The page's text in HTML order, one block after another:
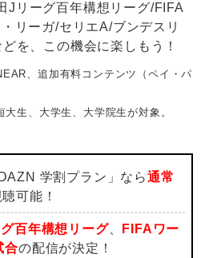
Jリーグ百年構想リーグ/FIFA
リーガ/セリエA/ブンデスリ
を、この機会に楽しもう！
、追加有料コンテンツ（ペイ・パ
生、大学生、大学院生が対象。
学割プラン」なら通常
可能！
百年構想リーグ、
FIFAワー
合の配信が決定！